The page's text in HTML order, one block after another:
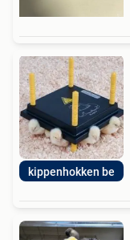
kippenhokken be